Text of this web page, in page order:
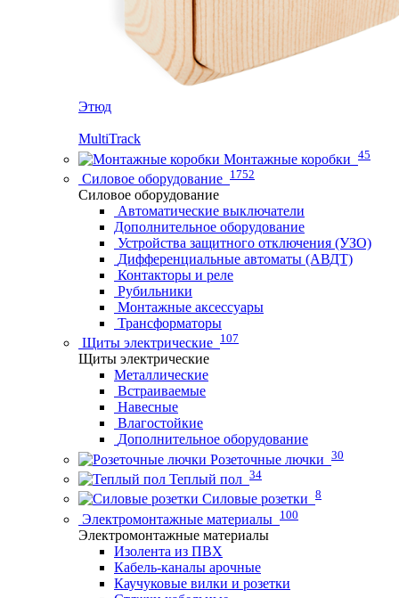
Этюд
MultiTrack
Монтажные коробки 45
Силовое оборудование 1752
Силовое оборудование
Автоматические выключатели
Дополнительное оборудование
Устройства защитного отключения (УЗО)
Дифференциальные автоматы (АВДТ)
Контакторы и реле
Рубильники
Монтажные аксессуары
Трансформаторы
Щиты электрические 107
Щиты электрические
Металлические
Встраиваемые
Навесные
Влагостойкие
Дополнительное оборудование
Розеточные лючки 30
Теплый пол 34
Силовые розетки 8
Электромонтажные материалы 100
Электромонтажные материалы
Изолента из ПВХ
Кабель-каналы арочные
Каучуковые вилки и розетки